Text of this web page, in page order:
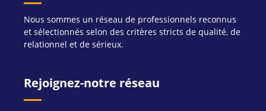
Nous sommes un réseau de professionnels reconnus
et sélectionnés selon des critères stricts de qualité, de
relationnel et de sérieux.
Rejoignez-notre réseau